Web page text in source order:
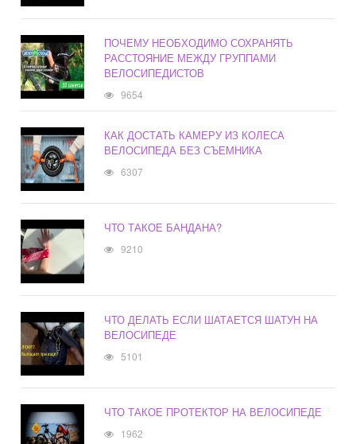
ПОЧЕМУ НЕОБХОДИМО СОХРАНЯТЬ
РАССТОЯНИЕ МЕЖДУ ГРУППАМИ
ВЕЛОСИПЕДИСТОВ
9654
КАК ДОСТАТЬ КАМЕРУ ИЗ КОЛЕСА
ВЕЛОСИПЕДА БЕЗ СЪЕМНИКА
6307
ЧТО ТАКОЕ БАНДАНА?
9210
ЧТО ДЕЛАТЬ ЕСЛИ ШАТАЕТСЯ ШАТУН НА
ВЕЛОСИПЕДЕ
5101
ЧТО ТАКОЕ ПРОТЕКТОР НА ВЕЛОСИПЕДЕ
1962